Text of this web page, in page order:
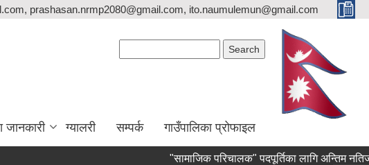
prashasan.nrmp2080@gmail.com, ito.naumulemun@gmail.com
जानकारी ग्यालरी सम्पर्क गाउँपालिका प्रोफाइल
"सामाजिक परिचालक" पदपूर्तिका लागि अन्तिम नतिजा